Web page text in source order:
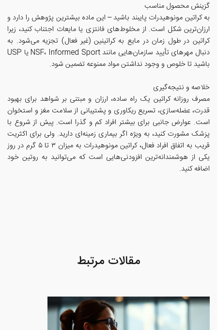
گزینش محصول مناسب
به کراتین مونوهیدرات پایبند باشید – این ماده بیشترین پژوهش را دارد و
ارزان‌ترین شکل است. از مخلوط‌های فانتزی یا مایعات اجتناب کنید، زیرا
کراتین در طول زمان در مایع به کراتینین (غیر فعال) تجزیه می‌شود. به
دنبال مهرهای تأیید سازمان‌هایی مانند NSF، Informed Sport یا USP
باشید تا خلوص و وجود نداشتن مواد ممنوعه تضمین شود.
خلاصه و نتیجه‌گیری
مصرف روزانه کراتین یک راه ساده، ارزان و مبتنی بر شواهد برای بهبود
قدرت، عضله‌سازی، تسریع ریکاوری و پشتیبانی از سلامت مغز و استخوان
است. عوارض جانبی برای بیشتر افراد کم و گذرا است. پیش از شروع با
پزشک مشورت کنید، به ویژه اگر بیماری زمینه‌ای دارید. ولی برای اکثریت
قریب به اتفاق افراد فعال، کراتین مونوهیدرات به میزان ۳ تا ۵ گرم در روز
یکی از هوشمندانه‌ترین افزودنی‌هایی است که می‌توانید به روتین خود
اضافه کنید.
مقالات مرتبط